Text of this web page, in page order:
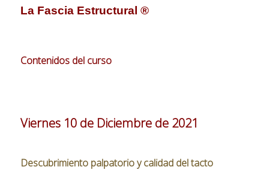
La Fascia Estructural ®
Contenidos del curso
Viernes 10 de Diciembre de 2021
Descubrimiento palpatorio y calidad del tacto